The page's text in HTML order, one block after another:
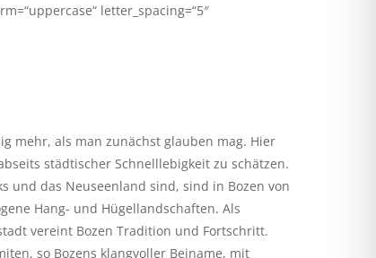
letter_spacing=“5″
mehr, als man zunächst glauben mag. Hier
städtischer Schnelllebigkeit zu schätzen.
und das Neuseenland sind, sind in Bozen von
Hang- und Hügellandschaften. Als
vereint Bozen Tradition und Fortschritt.
so Bozens klangvoller Beiname, mit